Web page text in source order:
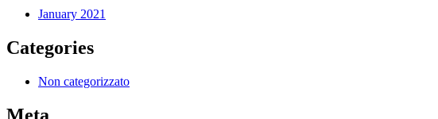
January 2021
Categories
Non categorizzato
Meta